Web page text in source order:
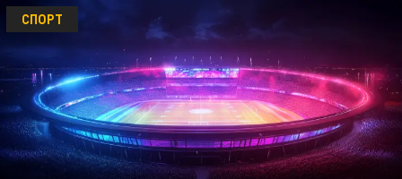
СПОРТ